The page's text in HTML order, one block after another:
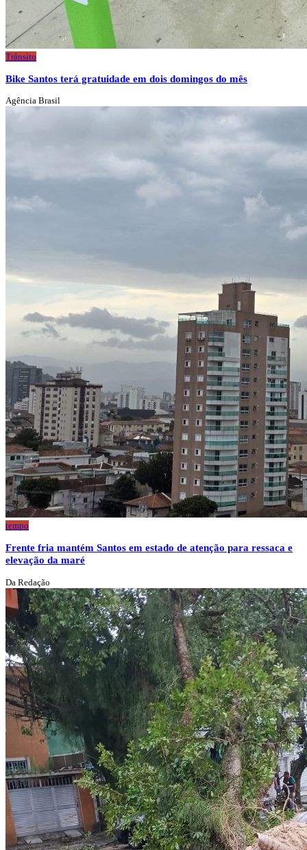
Trânsito
Bike Santos terá gratuidade em dois domingos do mês
Agência Brasil
tempo
Frente fria mantém Santos em estado de atenção para ressaca e
elevação da maré
Da Redação